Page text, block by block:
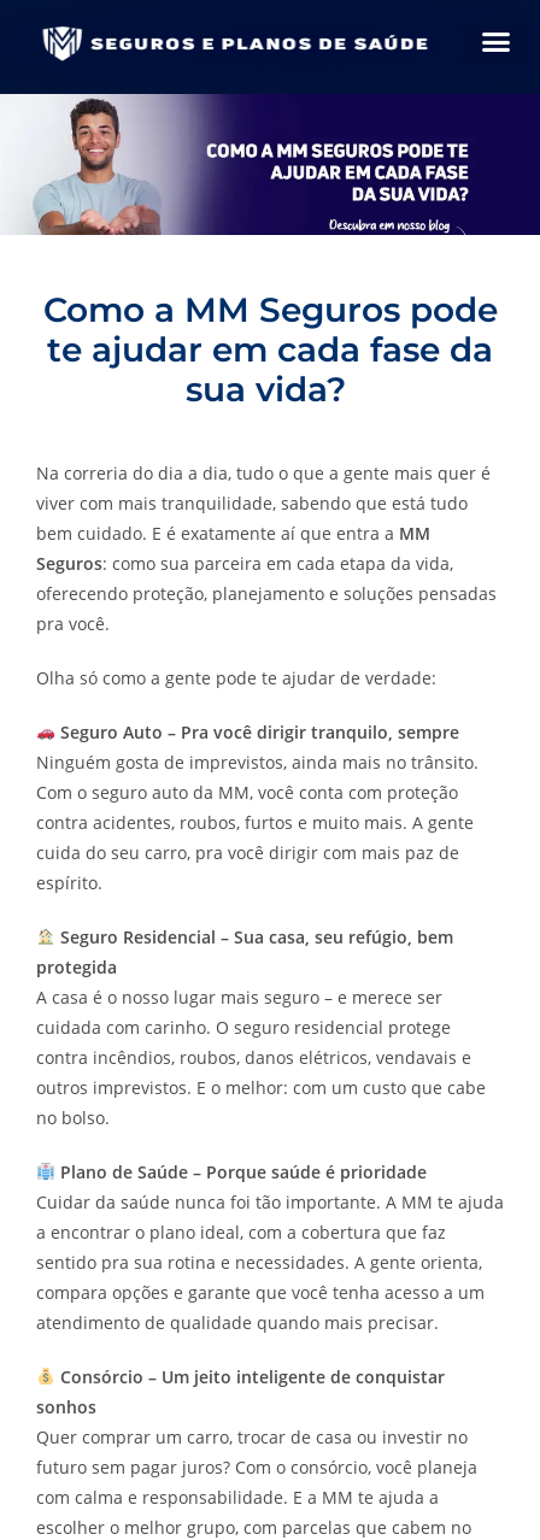
Como a MM Seguros pode
te ajudar em cada fase da
sua vida?
Na correria do dia a dia, tudo o que a gente mais quer é
viver com mais tranquilidade, sabendo que está tudo
bem cuidado. E é exatamente aí que entra a MM
Seguros: como sua parceira em cada etapa da vida,
oferecendo proteção, planejamento e soluções pensadas
pra você.
Olha só como a gente pode te ajudar de verdade:
Seguro Auto – Pra você dirigir tranquilo, sempre
Ninguém gosta de imprevistos, ainda mais no trânsito.
Com o seguro auto da MM, você conta com proteção
contra acidentes, roubos, furtos e muito mais. A gente
cuida do seu carro, pra você dirigir com mais paz de
espírito.
Seguro Residencial – Sua casa, seu refúgio, bem
protegida
A casa é o nosso lugar mais seguro – e merece ser
cuidada com carinho. O seguro residencial protege
contra incêndios, roubos, danos elétricos, vendavais e
outros imprevistos. E o melhor: com um custo que cabe
no bolso.
Plano de Saúde – Porque saúde é prioridade
Cuidar da saúde nunca foi tão importante. A MM te ajuda
a encontrar o plano ideal, com a cobertura que faz
sentido pra sua rotina e necessidades. A gente orienta,
compara opções e garante que você tenha acesso a um
atendimento de qualidade quando mais precisar.
Consórcio – Um jeito inteligente de conquistar
sonhos
Quer comprar um carro, trocar de casa ou investir no
futuro sem pagar juros? Com o consórcio, você planeja
com calma e responsabilidade. E a MM te ajuda a
escolher o melhor grupo, com parcelas que cabem no